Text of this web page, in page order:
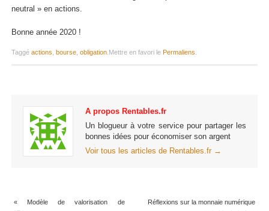
neutral » en actions.
Bonne année 2020 !
Taggé actions bourse, obligation. Mettre en favori le Permaliens
A propos Rentables.fr
Un blogueur à votre service pour partager les
bonnes idées pour économiser son argent
Voir tous les articles de Rentables.fr →
«Modèle de valorisation de
Réflexions sur la monnaie numérique